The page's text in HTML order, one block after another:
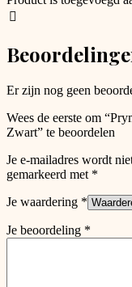
Er zijn nog geen
Wees de eerste om
Zwart” te beoordelen
Je e-mailadres wordt
gemarkeerd met *
Je waardering *
Je beoordeling *